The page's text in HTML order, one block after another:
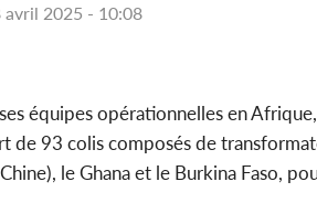
2025 - 10:08
équipes opérationnelles en
de 93 colis composés de
le Ghana et le Burkina Faso,